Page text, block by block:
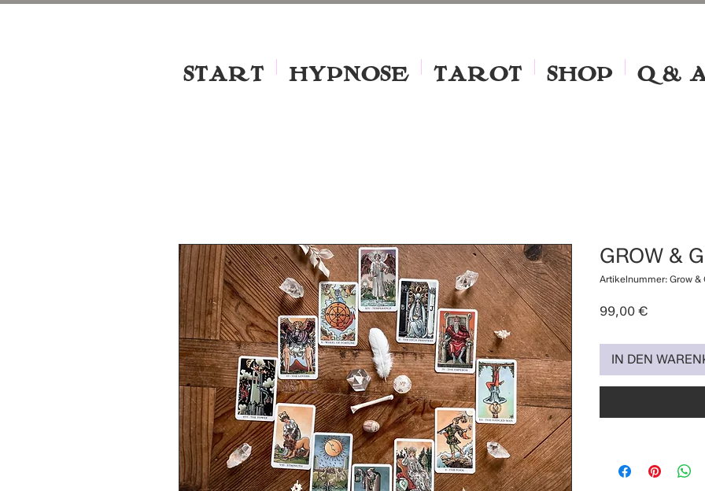
START HYPNOSE TAROT SHOP Q &
GROW &
Artikelnummer: Grow &
99,00 €
IN DEN